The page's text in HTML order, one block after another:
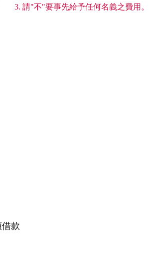
3. 請"不"要事先給予任何名義之費用。
款